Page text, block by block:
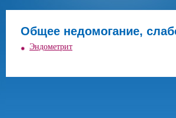
Общее недомогание,
Эндометрит